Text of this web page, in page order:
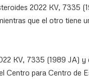
2022 KV, 7335
que el otro tiene
KV, 7335 (1989 JA)
Centro para Centro de